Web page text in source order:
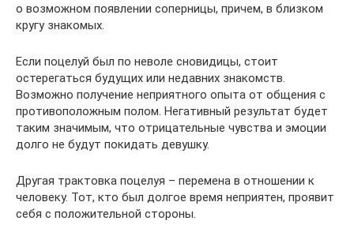
о возможном появлении соперницы, причем, в близком
кругу знакомых.
Если поцелуй был по неволе сновидицы, стоит
остерегаться будущих или недавних знакомств.
Возможно получение неприятного опыта от общения с
противоположным полом. Негативный результат будет
таким значимым, что отрицательные чувства и эмоции
долго не будут покидать девушку.
Другая трактовка поцелуя – перемена в отношении к
человеку. Тот, кто был долгое время неприятен, проявит
себя с положительной стороны.